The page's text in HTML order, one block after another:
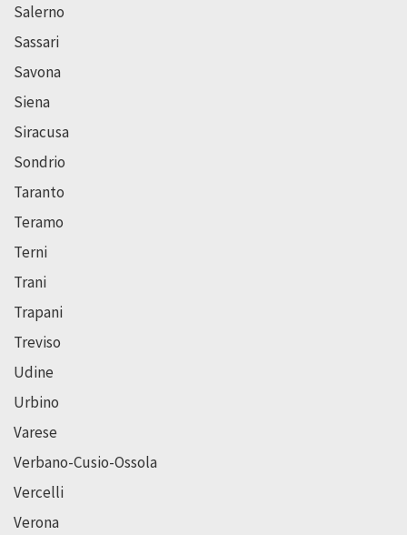
Salerno
Sassari
Savona
Siena
Siracusa
Sondrio
Taranto
Teramo
Terni
Trani
Trapani
Treviso
Udine
Urbino
Varese
Verbano-Cusio-Ossola
Vercelli
Verona